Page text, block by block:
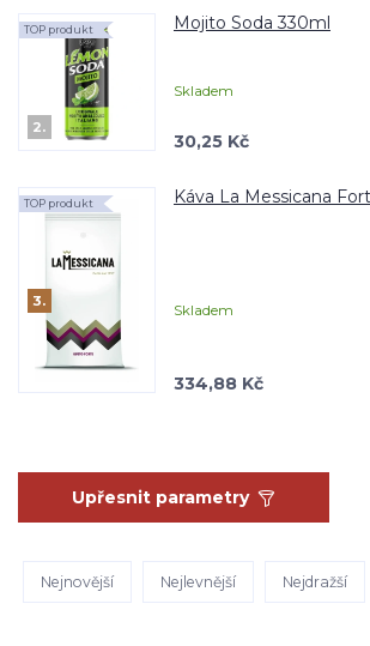
2.
Mojito Soda 330ml
Skladem
TOP produkt
30,25 Kč
3.
Káva La Messicana
Skladem
TOP produkt
334,88 Kč
Upřesnit parametry
Nejnovější Nejlevnější Nejdražší